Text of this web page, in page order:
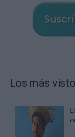
Los más